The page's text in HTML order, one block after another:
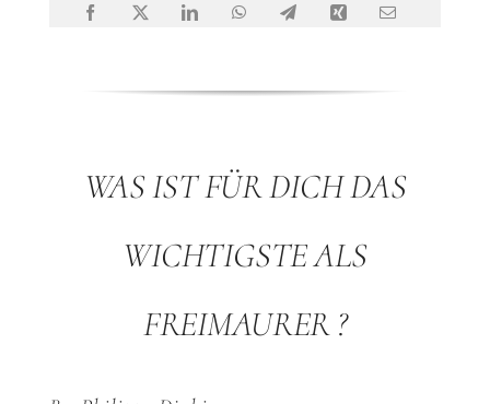
WAS IST FÜR DICH DAS
WICHTIGSTE ALS
FREIMAURER ?